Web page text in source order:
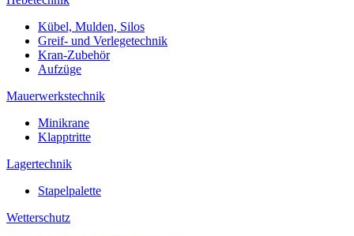
Kübel, Mulden, Silos
Greif- und Verlegetechnik
Kran-Zubehör
Aufzüge
Mauerwerkstechnik
Minikrane
Klapptritte
Lagertechnik
Stapelpalette
Wetterschutz